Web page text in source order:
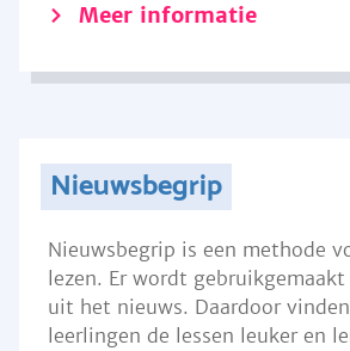
Meer informatie
Nieuwsbegrip
Nieuwsbegrip is een methode
lezen. Er wordt
uit het nieuws. Daardoor vinden
leerlingen de lessen leuker en